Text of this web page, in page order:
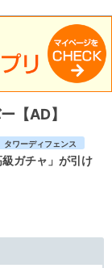
【AD】
タワーディフェンス
ガチャ」が引け